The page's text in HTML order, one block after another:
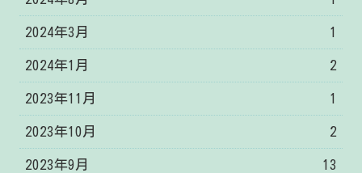
2024年3月 1
2024年1月 2
2023年11月 1
2023年10月 2
2023年9月 13